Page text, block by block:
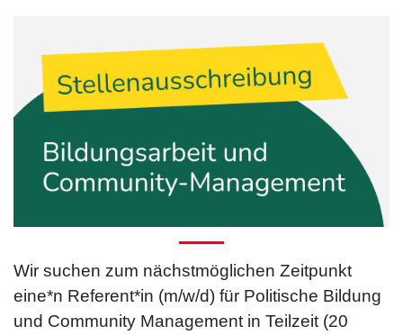
Wir suchen zum nächstmöglichen Zeitpunkt
eine*n Referent*in (m/w/d) für Politische Bildung
und Community Management in Teilzeit (20